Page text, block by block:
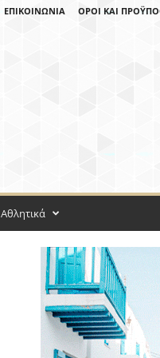
ΕΠΙΚΟΙΝΩΝΊΑ ΌΡΟΙ ΚΑΙ
Αθλητικά